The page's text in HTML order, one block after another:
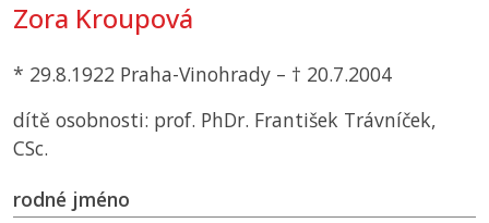
Zora Kroupová
* 29.8.1922 Praha-Vinohrady – † 20.7.2004
dítě osobnosti: prof. PhDr. František Trávníček,
CSc.
rodné jméno